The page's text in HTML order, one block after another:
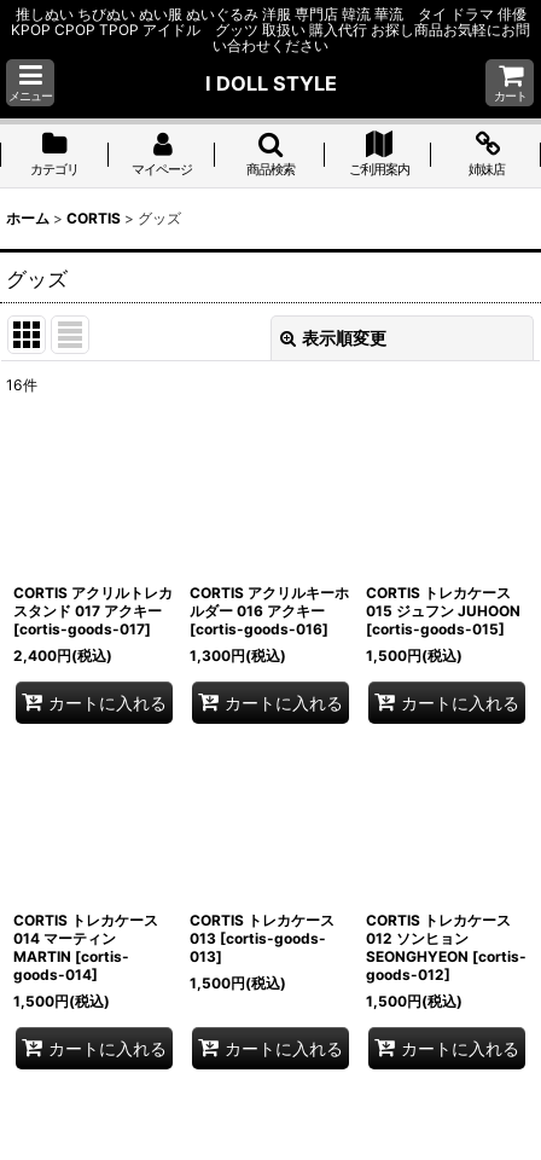
推しぬい ちびぬい ぬい服 ぬいぐるみ 洋服 専門店 韓流 華流 タイ ドラマ 俳優
KPOP CPOP TPOP アイドル グッツ 取扱い 購入代行 お探し商品お気軽にお問
い合わせください
メニュー
I DOLL STYLE
カート
カテゴリ マイページ 商品検索 ご利用案内 姉妹店
ホーム > CORTIS > グッズ
グッズ
表示順変更
16件
CORTIS アクリルトレカ
スタンド 017 アクキー
[cortis-goods-017]
2,400円(税込)
カートに入れる
CORTIS アクリルキーホ
ルダー 016 アクキー
[cortis-goods-016]
1,300円(税込)
カートに入れる
CORTIS トレカケース
015 ジュフン JUHOON
[cortis-goods-015]
1,500円(税込)
カートに入れる
CORTIS トレカケース
014 マーティン
MARTIN [cortis-
goods-014]
1,500円(税込)
カートに入れる
CORTIS トレカケース
013 [cortis-goods-
013]
1,500円(税込)
カートに入れる
CORTIS トレカケース
012 ソンヒョン
SEONGHYEON [cortis-
goods-012]
1,500円(税込)
カートに入れる